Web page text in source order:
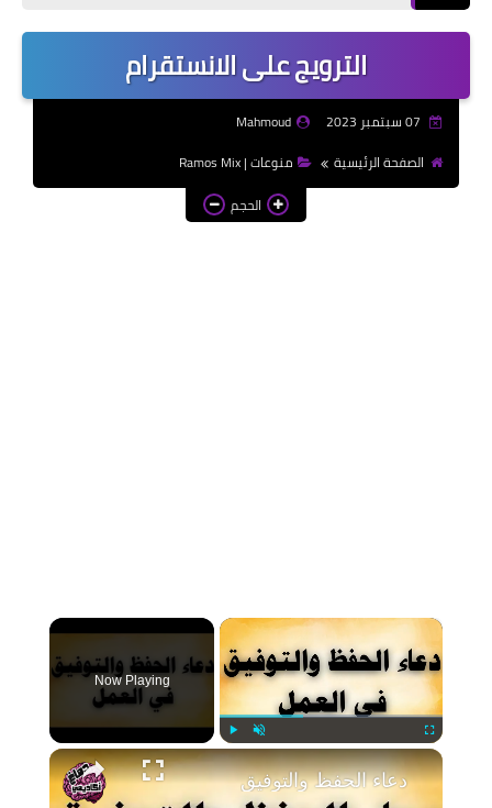
Radio
Topics
Games
الترويج على الانستقرام
Mahmoud
الصفحة الرئيسية
منوعات | Ramos Mix
الحجم
×
Fullscreen
Now Playing
دعاء الحفظ والتوفيق